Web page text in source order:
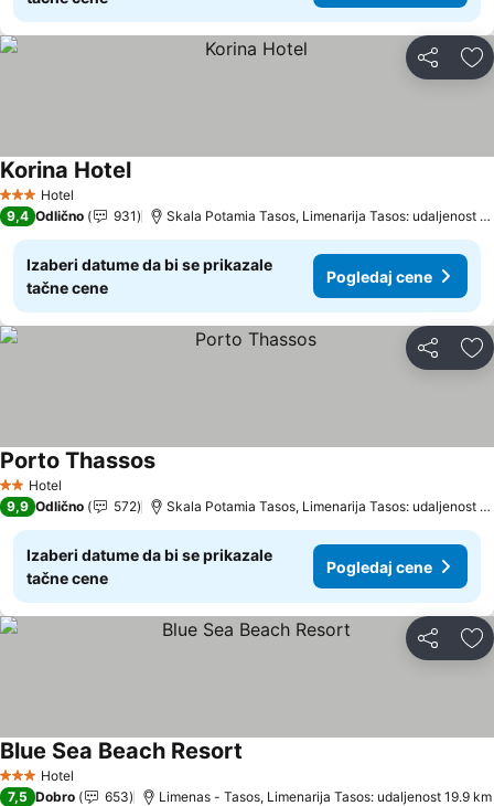
Deli
3 Zvezdice
Hotel
Korina HotelPogledaj cene
9,4 Odlično 931 Skala Potamia Tasos, Limenarija Tasos: udaljenost
Izaberi datume da bi se prikazale
tačne cene
Pogledaj cene
Deli
2 Zvezdice
Hotel
Porto ThassosPogledaj cene
9,9 Odlično 572 Skala Potamia Tasos, Limenarija Tasos: udaljenost
Izaberi datume da bi se prikazale
tačne cene
Pogledaj cene
Deli
3 Zvezdice
Hotel
Blue Sea Beach Resort
7,5 Dobro 653 Limenas - Tasos, Limenarija Tasos: udaljenost 19.9 km